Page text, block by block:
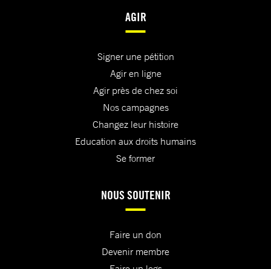
AGIR
Signer une pétition
Agir en ligne
Agir près de chez soi
Nos campagnes
Changez leur histoire
Education aux droits humains
Se former
NOUS SOUTENIR
Faire un don
Devenir membre